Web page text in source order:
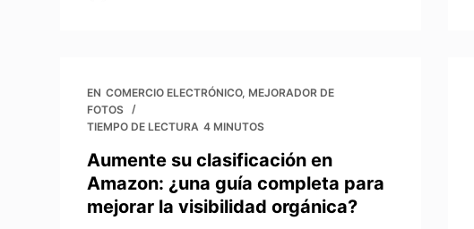
EN COMERCIO ELECTRÓNICO, MEJORADOR DE
FOTOS
TIEMPO DE LECTURA 4 MINUTOS
Aumente su clasificación en
Amazon: ¿una guía completa para
mejorar la visibilidad orgánica?